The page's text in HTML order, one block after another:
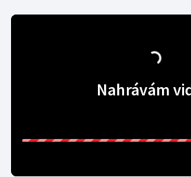
Short track
Nahrávám